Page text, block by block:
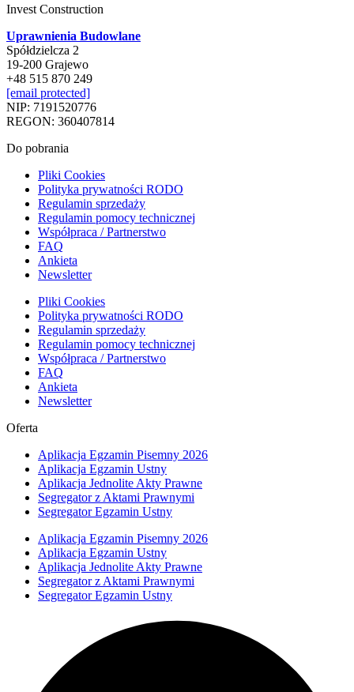
Invest Construction
Uprawnienia Budowlane
Spółdzielcza 2
19-200 Grajewo
+48 515 870 249
[email protected]
NIP: 7191520776
REGON: 360407814
Do pobrania
Pliki Cookies
Polityka prywatności RODO
Regulamin sprzedaży
Regulamin pomocy technicznej
Współpraca / Partnerstwo
FAQ
Ankieta
Newsletter
Pliki Cookies
Polityka prywatności RODO
Regulamin sprzedaży
Regulamin pomocy technicznej
Współpraca / Partnerstwo
FAQ
Ankieta
Newsletter
Oferta
Aplikacja Egzamin Pisemny 2026
Aplikacja Egzamin Ustny
Aplikacja Jednolite Akty Prawne
Segregator z Aktami Prawnymi
Segregator Egzamin Ustny
Aplikacja Egzamin Pisemny 2026
Aplikacja Egzamin Ustny
Aplikacja Jednolite Akty Prawne
Segregator z Aktami Prawnymi
Segregator Egzamin Ustny